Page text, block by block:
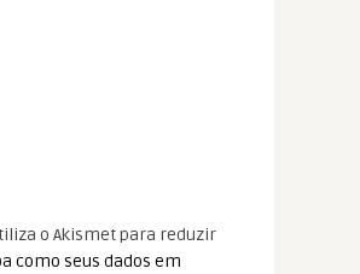
o Akismet para reduzir
como seus dados em